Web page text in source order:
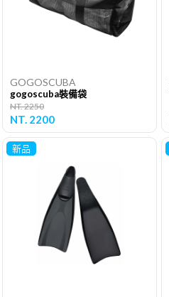
GOGOSCUBA
gogoscuba裝備袋
NT. 2250
NT. 2200
新品